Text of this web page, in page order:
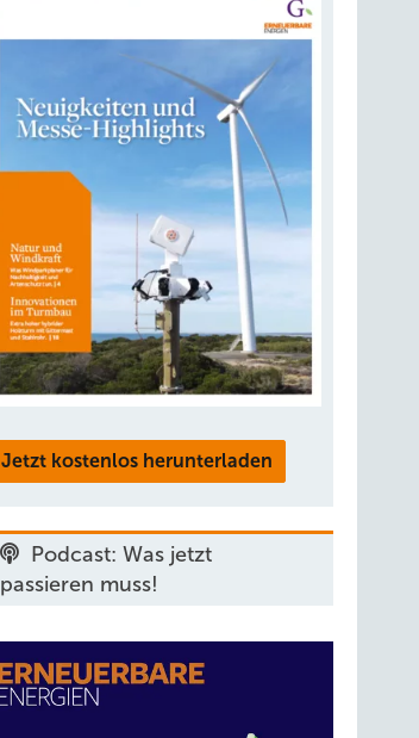
Jetzt kostenlos herunterladen
Podcast: Was jetzt
passieren muss!